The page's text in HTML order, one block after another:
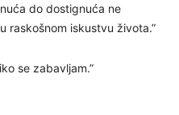
do dostignuća ne
raskošnom iskustvu života.”
se zabavljam.”